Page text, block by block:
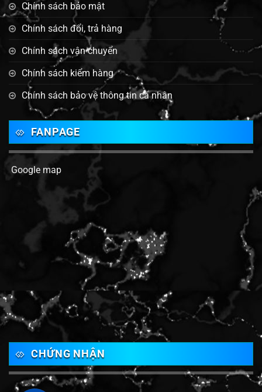
Chính sách bảo mật
Chính sách đổi, trả hàng
Chính sách vận chuyển
Chính sách kiểm hàng
Chính sách bảo vệ thông tin cá nhân
FANPAGE
Google map
CHỨNG NHẬN